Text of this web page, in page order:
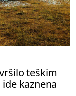
teškim
kaznena